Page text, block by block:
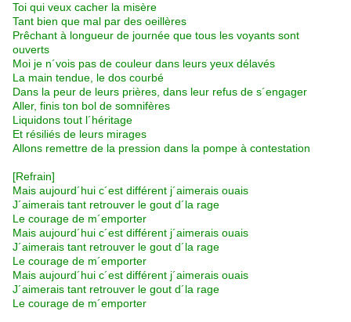
Toi qui veux cacher la misère
Tant bien que mal par des oeillères
Prêchant à longueur de journée que tous les voyants sont
ouverts
Moi je n´vois pas de couleur dans leurs yeux délavés
La main tendue, le dos courbé
Dans la peur de leurs prières, dans leur refus de s´engager
Aller, finis ton bol de somnifères
Liquidons tout l´héritage
Et résiliés de leurs mirages
Allons remettre de la pression dans la pompe à contestation
[Refrain]
Mais aujourd´hui c´est différent j´aimerais ouais
J´aimerais tant retrouver le gout d´la rage
Le courage de m´emporter
Mais aujourd´hui c´est différent j´aimerais ouais
J´aimerais tant retrouver le gout d´la rage
Le courage de m´emporter
Mais aujourd´hui c´est différent j´aimerais ouais
J´aimerais tant retrouver le gout d´la rage
Le courage de m´emporter